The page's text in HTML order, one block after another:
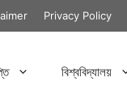
Privacy Policy
বিশ্ববিদ্যালয়